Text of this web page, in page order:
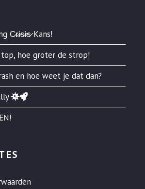
C̷r̷i̷s̷i̷s̷ Kans!
hoe groter de strop!
en hoe weet je dat dan?